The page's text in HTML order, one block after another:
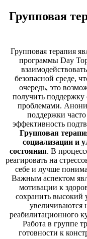
Групповая
Групповая терапия
программы Day
безопасной среде,
очередь, это
получить поддержку
проблемами.
поддержки
эффективность
Групповая
социализации и
состояния. В
реагировать на
себе и лучше
Важным аспектом
мотивации к
сохранить высокий
увеличиваются
реабилитационного
Работа в группе
готовности к